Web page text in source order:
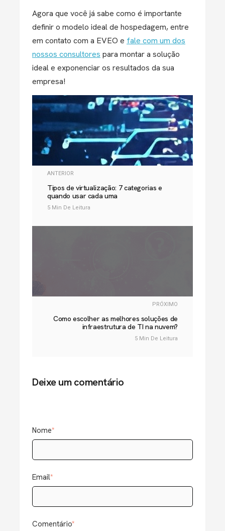
Agora que você já sabe como é importante
definir o modelo ideal de hospedagem, entre
em contato com a EVEO e fale com um dos
nossos consultores para montar a solução
ideal e exponenciar os resultados da sua
empresa!
ANTERIOR
Tipos de virtualização: 7 categorias e
quando usar cada uma
5 Min De Leitura
PRÓXIMO
Como escolher as melhores soluções de
infraestrutura de TI na nuvem?
5 Min De Leitura
Deixe um comentário
Nome*
Email*
Comentário*